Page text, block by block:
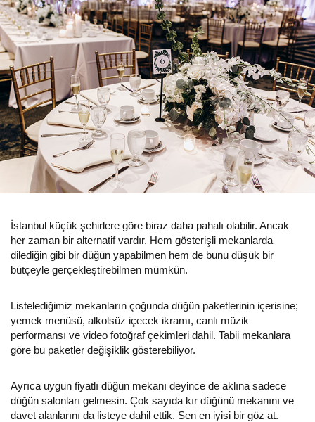
İstanbul küçük şehirlere göre biraz daha pahalı olabilir. Ancak
her zaman bir alternatif vardır. Hem gösterişli mekanlarda
dilediğin gibi bir düğün yapabilmen hem de bunu düşük bir
bütçeyle gerçekleştirebilmen mümkün.
Listelediğimiz mekanların çoğunda düğün paketlerinin içerisine;
yemek menüsü, alkolsüz içecek ikramı, canlı müzik
performansı ve video fotoğraf çekimleri dahil. Tabii mekanlara
göre bu paketler değişiklik gösterebiliyor.
Ayrıca uygun fiyatlı düğün mekanı deyince de aklına sadece
düğün salonları gelmesin. Çok sayıda kır düğünü mekanını ve
davet alanlarını da listeye dahil ettik. Sen en iyisi bir göz at.